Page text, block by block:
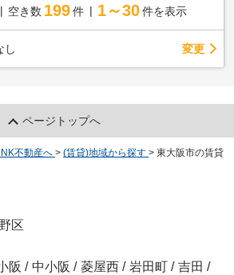
空き数 199 件 1～30 件を表示
し 変更
ページトップへ
不動産へ > (賃貸)地域から探す > 東大阪市の賃貸
区
阪 / 中小阪 / 菱屋西 / 岩田町 / 吉田 /